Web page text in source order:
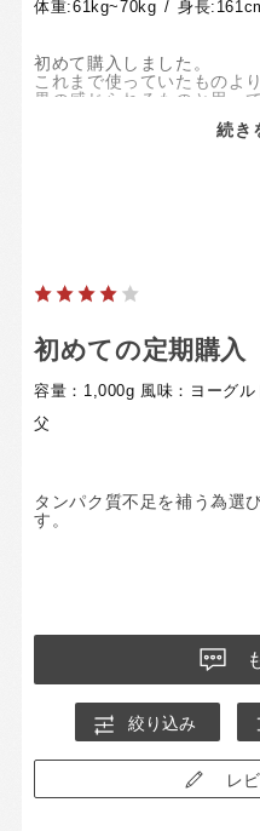
体重:61kg~70kg 身長:
初めて購入しました。
これまで使っていたものよ
果の感じられるものと思っ
効果はまだこれからですが
続き
初めての定期購入
容量：1,000g 風味：ヨーグル
父
タンパク質不足を補う為選
す。
絞り込み
レ